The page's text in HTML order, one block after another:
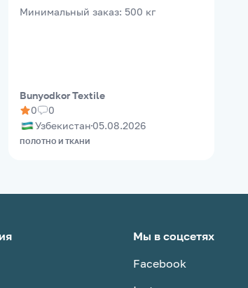
Минимальный заказ: 500 кг
Bunyodkor Textile
0
0
Узбекистан 05.08.2026
ПОЛОТНО И ТКАНИ
Мы в соцсетях
Facebook